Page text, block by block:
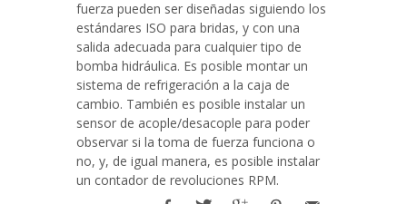
fuerza pueden ser diseñadas siguiendo los
estándares ISO para bridas, y con una
salida adecuada para cualquier tipo de
bomba hidráulica. Es posible montar un
sistema de refrigeración a la caja de
cambio. También es posible instalar un
sensor de acople/desacople para poder
observar si la toma de fuerza funciona o
no, y, de igual manera, es posible instalar
un contador de revoluciones RPM.